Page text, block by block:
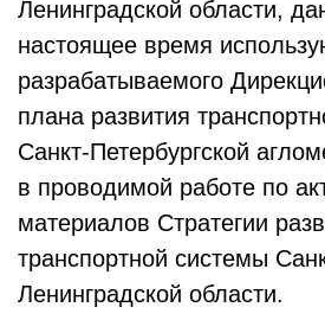
Ленинградской области,
настоящее время
разрабатываемого
плана развития
Санкт-Петербургской
в проводимой работе по
материалов Стратегии
транспортной системы
Ленинградской области.